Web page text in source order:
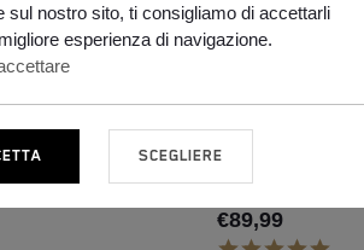
CUP GOLD
€89,99
sul nostro sito, ti consigliamo di accettarli
esperienza di navigazione.
SCEGLIERE